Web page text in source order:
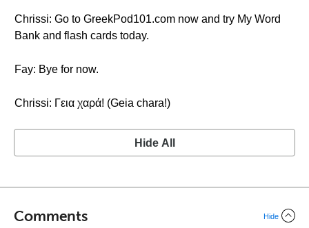
Chrissi: Go to GreekPod101.com now and try My Word
Bank and flash cards today.
Fay: Bye for now.
Chrissi: Γεια χαρά! (Geia chara!)
Hide All
Comments Hide